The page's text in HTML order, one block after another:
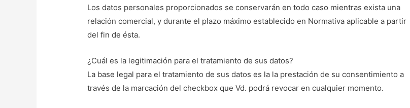
Los datos personales proporcionados se conservarán en todo caso mientras exista una
relación comercial, y durante el plazo máximo establecido en Normativa aplicable a partir
del fin de ésta.
¿Cuál es la legitimación para el tratamiento de sus datos?
La base legal para el tratamiento de sus datos es la la prestación de su consentimiento a
través de la marcación del checkbox que Vd. podrá revocar en cualquier momento.